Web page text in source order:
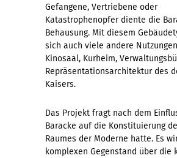
Gefangene, Vertriebene oder
Katastrophenopfer diente die
Behausung. Mit diesem
sich auch viele andere
Kinosaal, Kurheim,
Repräsentationsarchitektur des
Kaisers.
Das Projekt fragt nach dem
Baracke auf die Konstituierung
Raumes der Moderne hatte. Es
komplexen Gegenstand über die